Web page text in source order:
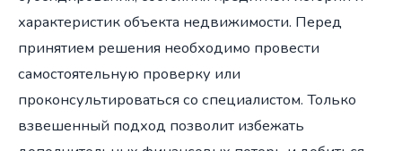
характеристик объекта недвижимости. Перед
принятием решения необходимо провести
самостоятельную проверку или
проконсультироваться со специалистом. Только
взвешенный подход позволит избежать